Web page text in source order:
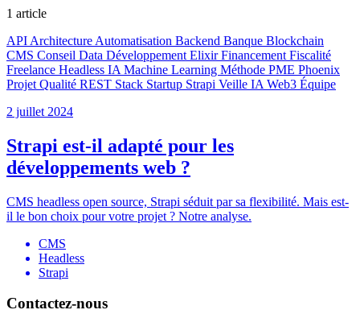
1 article
API Architecture Automatisation Backend Banque Blockchain
CMS Conseil Data Développement ElixirFinancement Fiscalité
Freelance Headless IA Machine Learning Méthode PME Phoenix
Projet Qualité REST Stack Startup Strapi Veille IA Web3 Équipe
2 juillet 2024
Strapi est-il adapté pour les
développements web ?
CMS headless open source, Strapi séduit par sa flexibilité. Mais est-
il le bon choix pour votre projet ? Notre analyse.
CMS
Headless
Strapi
Contactez-nous